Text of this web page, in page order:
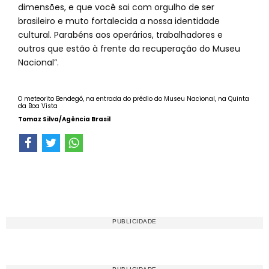
dimensões, e que você sai com orgulho de ser
brasileiro e muto fortalecida a nossa identidade
cultural. Parabéns aos operários, trabalhadores e
outros que estão à frente da recuperação do Museu
Nacional”.
O meteorito Bendegó, na entrada do prédio do Museu Nacional, na Quinta
da Boa Vista
Tomaz Silva/Agência Brasil